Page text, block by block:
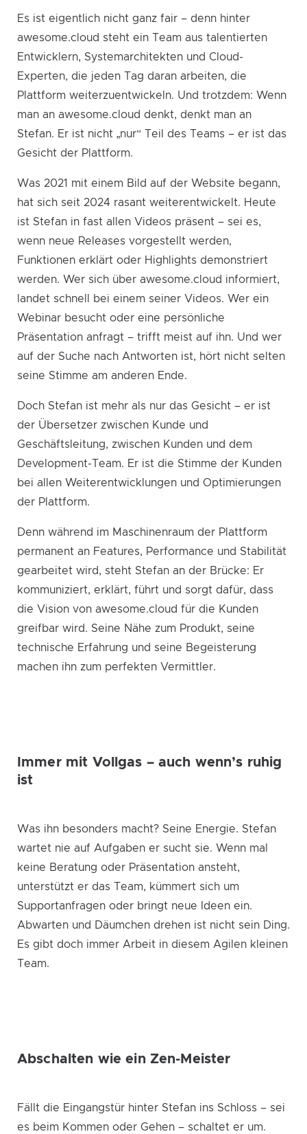
Es ist eigentlich nicht ganz fair – denn hinter
awesome.cloud steht ein Team aus talentierten
Entwicklern, Systemarchitekten und Cloud-
Experten, die jeden Tag daran arbeiten, die
Plattform weiterzuentwickeln. Und trotzdem: Wenn
man an awesome.cloud denkt, denkt man an
Stefan. Er ist nicht „nur“ Teil des Teams – er ist das
Gesicht der Plattform.
Was 2021 mit einem Bild auf der Website begann,
hat sich seit 2024 rasant weiterentwickelt. Heute
ist Stefan in fast allen Videos präsent – sei es,
wenn neue Releases vorgestellt werden,
Funktionen erklärt oder Highlights demonstriert
werden. Wer sich über awesome.cloud informiert,
landet schnell bei einem seiner Videos. Wer ein
Webinar besucht oder eine persönliche
Präsentation anfragt – trifft meist auf ihn. Und wer
auf der Suche nach Antworten ist, hört nicht selten
seine Stimme am anderen Ende.
Doch Stefan ist mehr als nur das Gesicht – er ist
der Übersetzer zwischen Kunde und
Geschäftsleitung, zwischen Kunden und dem
Development-Team. Er ist die Stimme der Kunden
bei allen Weiterentwicklungen und Optimierungen
der Plattform.
Denn während im Maschinenraum der Plattform
permanent an Features, Performance und Stabilität
gearbeitet wird, steht Stefan an der Brücke: Er
kommuniziert, erklärt, führt und sorgt dafür, dass
die Vision von awesome.cloud für die Kunden
greifbar wird. Seine Nähe zum Produkt, seine
technische Erfahrung und seine Begeisterung
machen ihn zum perfekten Vermittler.
Immer mit Vollgas – auch wenn’s ruhig
ist
Was ihn besonders macht? Seine Energie. Stefan
wartet nie auf Aufgaben er sucht sie. Wenn mal
keine Beratung oder Präsentation ansteht,
unterstützt er das Team, kümmert sich um
Supportanfragen oder bringt neue Ideen ein.
Abwarten und Däumchen drehen ist nicht sein Ding.
Es gibt doch immer Arbeit in diesem Agilen kleinen
Team.
Abschalten wie ein Zen-Meister
Fällt die Eingangstür hinter Stefan ins Schloss – sei
es beim Kommen oder Gehen – schaltet er um.